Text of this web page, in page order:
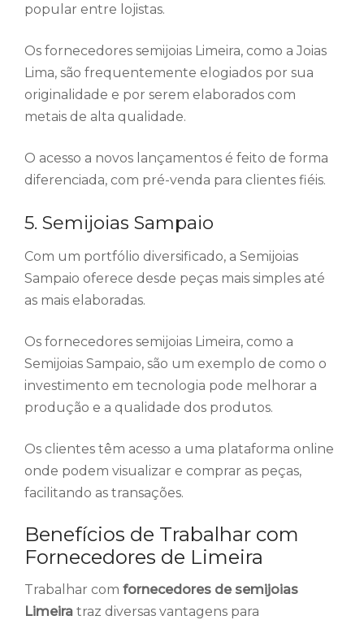
popular entre lojistas.
Os fornecedores semijoias Limeira, como a Joias
Lima, são frequentemente elogiados por sua
originalidade e por serem elaborados com
metais de alta qualidade.
O acesso a novos lançamentos é feito de forma
diferenciada, com pré-venda para clientes fiéis.
5. Semijoias Sampaio
Com um portfólio diversificado, a Semijoias
Sampaio oferece desde peças mais simples até
as mais elaboradas.
Os fornecedores semijoias Limeira, como a
Semijoias Sampaio, são um exemplo de como o
investimento em tecnologia pode melhorar a
produção e a qualidade dos produtos.
Os clientes têm acesso a uma plataforma online
onde podem visualizar e comprar as peças,
facilitando as transações.
Benefícios de Trabalhar com
Fornecedores de Limeira
Trabalhar com fornecedores de semijoias
Limeira traz diversas vantagens para